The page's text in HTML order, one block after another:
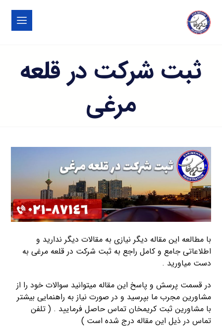
ثبت شرکت در قلعه
مرغی
با مطالعه این مقاله دیگر نیازی به مقالات دیگر ندارید و
اطلاعاتی جامع و کامل راجع به ثبت شرکت در قلعه مرغی به
دست میاورید .
در قسمت پرسش و پاسخ این مقاله میتوانید سوالات خود را از
مشاورین مجرب ما بپرسید و در صورت نیاز به راهنمایی بیشتر
با مشاورین ثبت کریمخان تماس حاصل فرمایید . ( تلفن
تماس در ذیل این مقاله درج شده است )